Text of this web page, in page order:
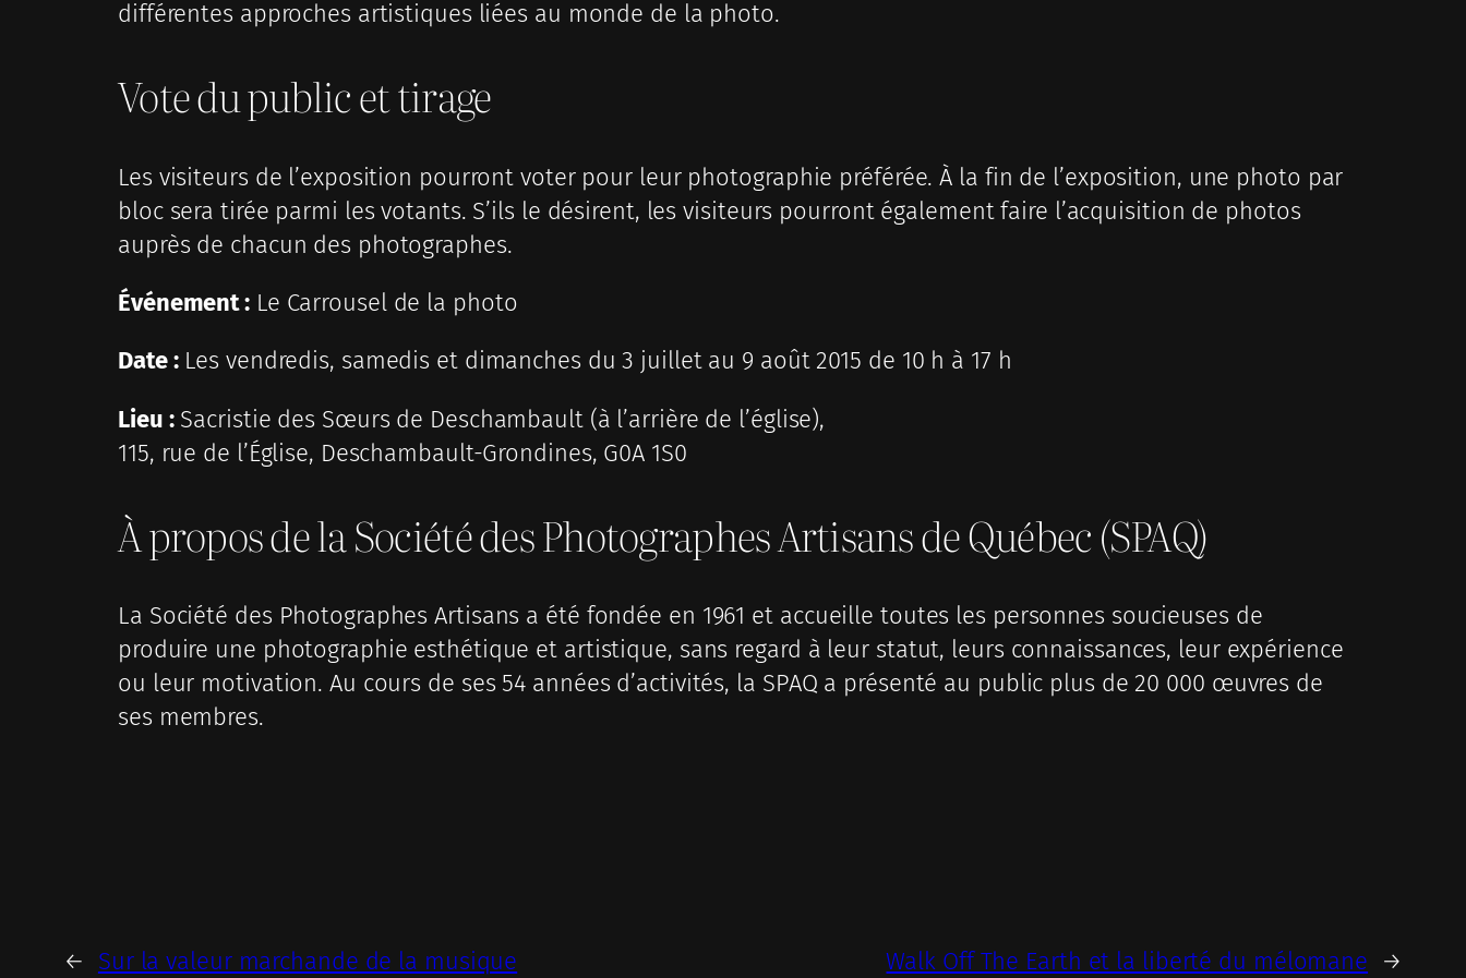
différentes approches artistiques liées au monde de la photo.
Vote du public et tirage
Les visiteurs de l’exposition pourront voter pour leur photographie préférée. À la fin de l’exposition, une photo par
bloc sera tirée parmi les votants. S’ils le désirent, les visiteurs pourront également faire l’acquisition de photos
auprès de chacun des photographes.
Événement :Le Carrousel de la photo
Date :Les vendredis, samedis et dimanches du 3 juillet au 9 août 2015 de 10 h à 17 h
Lieu :Sacristie des Sœurs de Deschambault (à l’arrière de l’église),
115, rue de l’Église, Deschambault-Grondines, G0A 1S0
À propos de la Société des Photographes Artisans de Québec (SPAQ)
La Société des Photographes Artisans a été fondée en 1961 et accueille toutes les personnes soucieuses de
produire une photographie esthétique et artistique, sans regard à leur statut, leurs connaissances, leur expérience
ou leur motivation. Au cours de ses 54 années d’activités, la SPAQ a présenté au public plus de 20 000 œuvres de
ses membres.
← Sur la valeur marchande de la musique Walk Off The Earth et la liberté du mélomane →